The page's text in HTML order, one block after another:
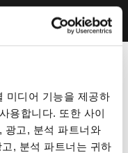
미디어 기능을 제공하
용합니다. 또한 사이
광고, 분석 파트너와
, 분석 파트너는 귀하